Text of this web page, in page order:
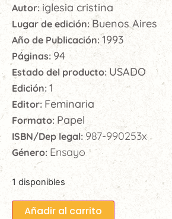
Autor: iglesia cristina
Lugar de edición: Buenos Aires
Año de Publicación: 1993
Páginas: 94
Estado del producto: USADO
Edición: 1
Editor: Feminaria
Formato: Papel
ISBN/Dep legal: 987-990253x
Género: Ensayo
1 disponibles
Añadir al carrito